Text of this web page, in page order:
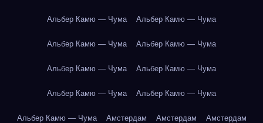
Альбер Камю — Чума Альбер Камю — Чума
Альбер Камю — Чума Альбер Камю — Чума
Альбер Камю — Чума Альбер Камю — Чума
Альбер Камю — Чума Альбер Камю — Чума
Альбер Камю — Чума Амстердам Амстердам Амстердам